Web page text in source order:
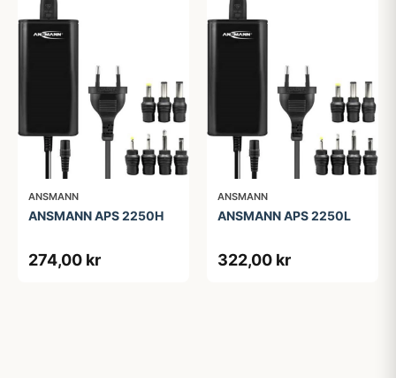
ANSMANN
ANSMANN APS 2250H
274,00 kr
ANSMANN
ANSMANN APS 2250L
322,00 kr